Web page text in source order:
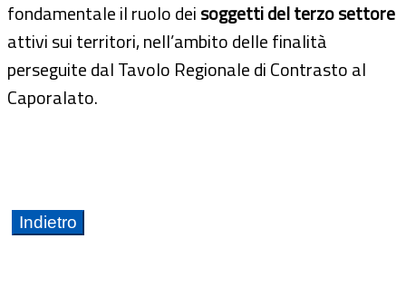
fondamentale il ruolo deisoggetti del terzo settore
attivi sui territori, nell’ambito delle finalità
perseguite dal Tavolo Regionale di Contrasto al
Caporalato.